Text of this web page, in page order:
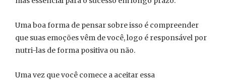
Uma boa forma de pensar sobre isso é compreender
que suas emoções vêm de você, logo é responsável por
nutri-las de forma positiva ou não.
Uma vez que você comece a aceitar essa